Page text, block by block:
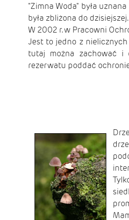
"Zimna Woda" była
była zbliżona do
W 2002 r. w Pracowni
Jest to jedno z nielicznych
tutaj można zachować i
rezerwatu poddać